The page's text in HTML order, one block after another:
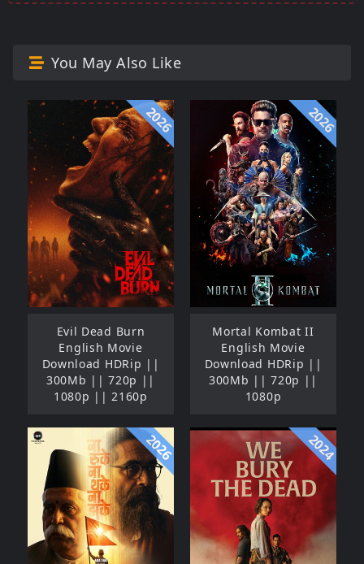
You May Also Like
2026
Evil Dead Burn
English Movie
Download HDRip ||
300Mb || 720p ||
1080p || 2160p
2026
Mortal Kombat II
English Movie
Download HDRip ||
300Mb || 720p ||
1080p
2026 2024